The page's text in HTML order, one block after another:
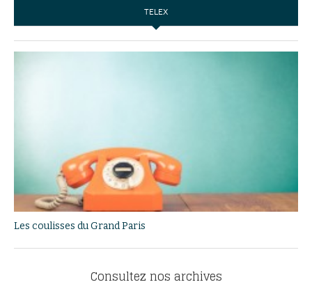
TELEX
Les coulisses du Grand Paris
Consultez nos archives